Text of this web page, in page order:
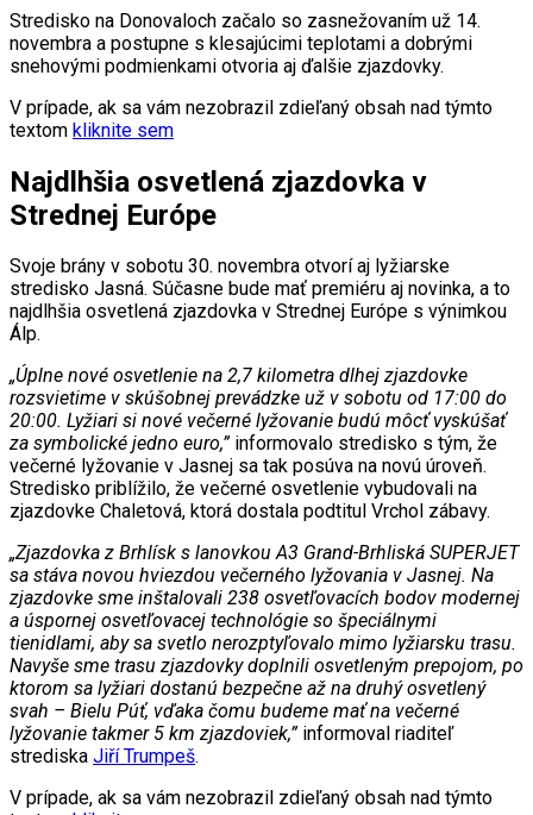
Stredisko na Donovaloch začalo so zasnežovaním už 14.
novembra a postupne s klesajúcimi teplotami a dobrými
snehovými podmienkami otvoria aj ďalšie zjazdovky.
V prípade, ak sa vám nezobrazil zdieľaný obsah nad týmto
textom kliknite sem
Najdlhšia osvetlená zjazdovka v
Strednej Európe
Svoje brány v sobotu 30. novembra otvorí aj lyžiarske
stredisko Jasná. Súčasne bude mať premiéru aj novinka, a to
najdlhšia osvetlená zjazdovka v Strednej Európe s výnimkou
Álp.
„Úplne nové osvetlenie na 2,7 kilometra dlhej zjazdovke
rozsvietime v skúšobnej prevádzke už v sobotu od 17:00 do
20:00. Lyžiari si nové večerné lyžovanie budú môcť vyskúšať
za symbolické jedno euro,”informovalo stredisko s tým, že
večerné lyžovanie v Jasnej sa tak posúva na novú úroveň.
Stredisko priblížilo, že večerné osvetlenie vybudovali na
zjazdovke Chaletová, ktorá dostala podtitul Vrchol zábavy.
„Zjazdovka z Brhlísk s lanovkou A3 Grand-Brhliská SUPERJET
sa stáva novou hviezdou večerného lyžovania v Jasnej. Na
zjazdovke sme inštalovali 238 osvetľovacích bodov modernej
a úspornej osvetľovacej technológie so špeciálnymi
tienidlami, aby sa svetlo nerozptyľovalo mimo lyžiarsku trasu.
Navyše sme trasu zjazdovky doplnili osvetleným prepojom, po
ktorom sa lyžiari dostanú bezpečne až na druhý osvetlený
svah – Bielu Púť, vďaka čomu budeme mať na večerné
lyžovanie takmer 5 km zjazdoviek,”informoval riaditeľ
strediska Jiří Trumpeš.
V prípade, ak sa vám nezobrazil zdieľaný obsah nad týmto